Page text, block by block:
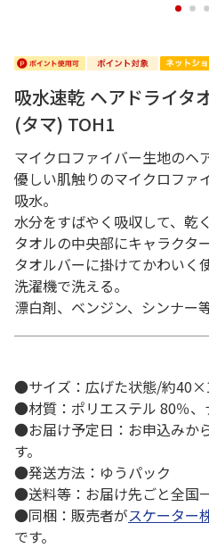
1 2 3
吸水速乾 ヘアドライタ
(タマ) TOH1
マイクロファイバー生地のヘ
優しい肌触りのマイクロファ
吸水。
水分をすばやく吸収して、乾
タオルの中央部にキャラクタ
タオルバーに掛けてかわいく
洗濯機で洗える。
漂白剤、ベンジン、シンナー
●サイズ：広げた状態/約
●材質：ポリエステル 80％、
●お届け予定日：お申込みか
す。
●発送方法：ゆうパック
●送料等：お届け先ごと全国
●同梱：販売者がスケーター
です。